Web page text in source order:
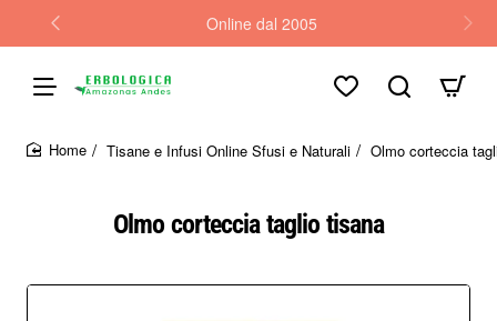
Online dal 2005
Olmo corteccia taglio tisana
Tisane e Infusi Online Sfusi e Naturali Olmo corteccia